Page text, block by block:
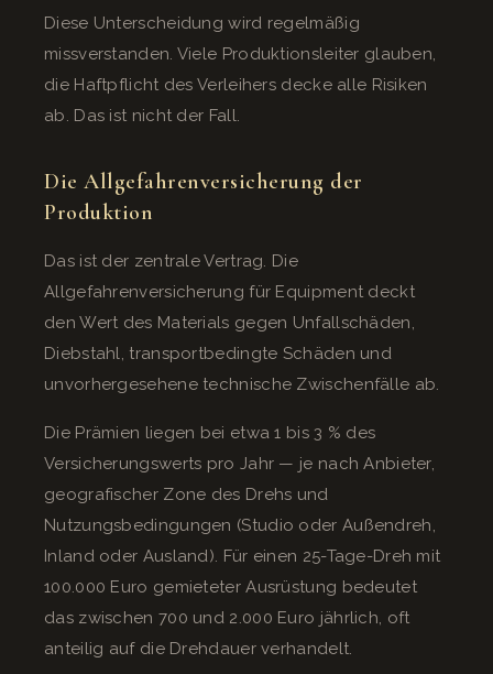
Diese Unterscheidung wird regelmäßig
missverstanden. Viele Produktionsleiter glauben,
die Haftpflicht des Verleihers decke alle Risiken
ab. Das ist nicht der Fall.
Die Allgefahrenversicherung der
Produktion
Das ist der zentrale Vertrag. Die
Allgefahrenversicherung für Equipment deckt
den Wert des Materials gegen Unfallschäden,
Diebstahl, transportbedingte Schäden und
unvorhergesehene technische Zwischenfälle ab.
Die Prämien liegen bei etwa 1 bis 3 % des
Versicherungswerts pro Jahr — je nach Anbieter,
geografischer Zone des Drehs und
Nutzungsbedingungen (Studio oder Außendreh,
Inland oder Ausland). Für einen 25-Tage-Dreh mit
100.000 Euro gemieteter Ausrüstung bedeutet
das zwischen 700 und 2.000 Euro jährlich, oft
anteilig auf die Drehdauer verhandelt.